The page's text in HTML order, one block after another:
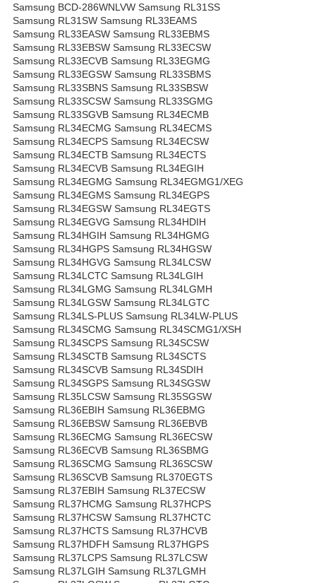
Samsung BCD-286WNLVW Samsung RL31SS
Samsung RL31SW Samsung RL33EAMS
Samsung RL33EASW Samsung RL33EBMS
Samsung RL33EBSW Samsung RL33ECSW
Samsung RL33ECVB Samsung RL33EGMG
Samsung RL33EGSW Samsung RL33SBMS
Samsung RL33SBNS Samsung RL33SBSW
Samsung RL33SCSW Samsung RL33SGMG
Samsung RL33SGVB Samsung RL34ECMB
Samsung RL34ECMG Samsung RL34ECMS
Samsung RL34ECPS Samsung RL34ECSW
Samsung RL34ECTB Samsung RL34ECTS
Samsung RL34ECVB Samsung RL34EGIH
Samsung RL34EGMG Samsung RL34EGMG1/XEG
Samsung RL34EGMS Samsung RL34EGPS
Samsung RL34EGSW Samsung RL34EGTS
Samsung RL34EGVG Samsung RL34HDIH
Samsung RL34HGIH Samsung RL34HGMG
Samsung RL34HGPS Samsung RL34HGSW
Samsung RL34HGVG Samsung RL34LCSW
Samsung RL34LCTC Samsung RL34LGIH
Samsung RL34LGMG Samsung RL34LGMH
Samsung RL34LGSW Samsung RL34LGTC
Samsung RL34LS-PLUS Samsung RL34LW-PLUS
Samsung RL34SCMG Samsung RL34SCMG1/XSH
Samsung RL34SCPS Samsung RL34SCSW
Samsung RL34SCTB Samsung RL34SCTS
Samsung RL34SCVB Samsung RL34SDIH
Samsung RL34SGPS Samsung RL34SGSW
Samsung RL35LCSW Samsung RL35SGSW
Samsung RL36EBIH Samsung RL36EBMG
Samsung RL36EBSW Samsung RL36EBVB
Samsung RL36ECMG Samsung RL36ECSW
Samsung RL36ECVB Samsung RL36SBMG
Samsung RL36SCMG Samsung RL36SCSW
Samsung RL36SCVB Samsung RL370EGTS
Samsung RL37EBIH Samsung RL37ECSW
Samsung RL37HCMG Samsung RL37HCPS
Samsung RL37HCSW Samsung RL37HCTC
Samsung RL37HCTS Samsung RL37HCVB
Samsung RL37HDFH Samsung RL37HGPS
Samsung RL37LCPS Samsung RL37LCSW
Samsung RL37LGIH Samsung RL37LGMH